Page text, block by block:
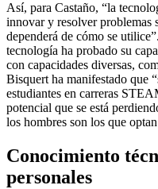
Así, para Castaño, “la
innovar y resolver problemas
dependerá de cómo se
tecnología ha probado su
con capacidades diversas,
Bisquert ha manifestado que
estudiantes en carreras
potencial que se está
los hombres son los que
Conocimiento
personales